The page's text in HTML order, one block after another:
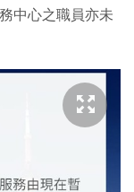
中心之職員亦未